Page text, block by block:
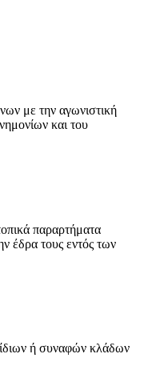
με την αγωνιστική
και του
παραρτήματα
έδρα τους εντός των
ή συναφών κλάδων